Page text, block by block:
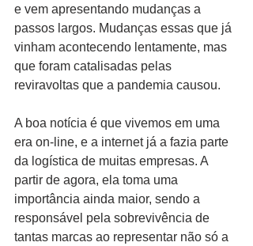
e vem apresentando mudanças a
passos largos. Mudanças essas que já
vinham acontecendo lentamente, mas
que foram catalisadas pelas
reviravoltas que a pandemia causou.
A boa notícia é que vivemos em uma
era on-line, e a internet já a fazia parte
da logística de muitas empresas. A
partir de agora, ela toma uma
importância ainda maior, sendo a
responsável pela sobrevivência de
tantas marcas ao representar não só a